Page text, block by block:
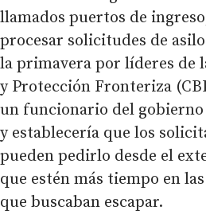
llamados puertos de
procesar solicitudes de
la primavera por líderes de
y Protección Fronteriza
un funcionario del gobierno
y establecería que los
pueden pedirlo desde el
que estén más tiempo en
que buscaban escapar.